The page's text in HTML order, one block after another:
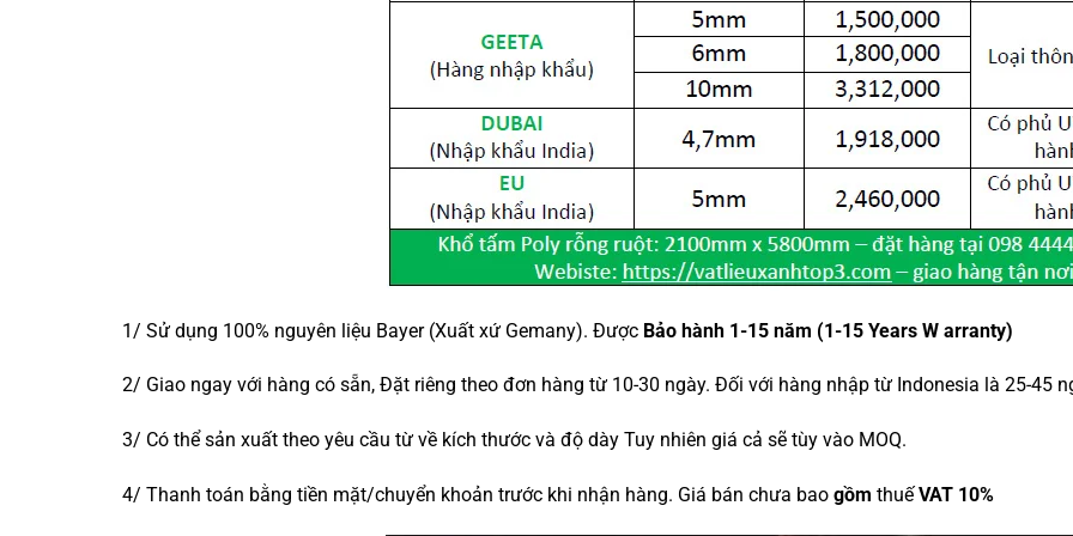
1/ Sử dụng 100% nguyên liệu Bayer (Xuất xứ Gemany). Được Bảo hành 1-15 năm (1-15 Years W arranty)
2/ Giao ngay với hàng có sẵn, Đặt riêng theo đơn hàng từ 10-30 ngày. Đối với hàng nhập từ Indonesia là 25-45
3/ Có thể sản xuất theo yêu cầu từ về kích thước và độ dày Tuy nhiên giá cả sẽ tùy vào MOQ.
4/ Thanh toán bằng tiền mặt/chuyển khoản trước khi nhận hàng. Giá bán chưa bao gồm thuếVAT 10%